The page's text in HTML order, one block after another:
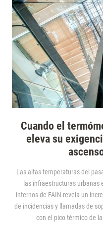
Cuando el
eleva su
Las altas temperaturas del
las infraestructuras urbanas
internos de FAIN revela un
de incidencias y llamadas de
con el pico térmico de